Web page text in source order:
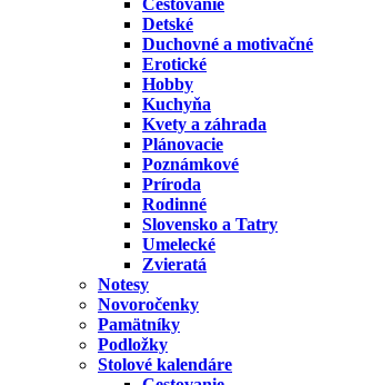
Cestovanie
Detské
Duchovné a motivačné
Erotické
Hobby
Kuchyňa
Kvety a záhrada
Plánovacie
Poznámkové
Príroda
Rodinné
Slovensko a Tatry
Umelecké
Zvieratá
Notesy
Novoročenky
Pamätníky
Podložky
Stolové kalendáre